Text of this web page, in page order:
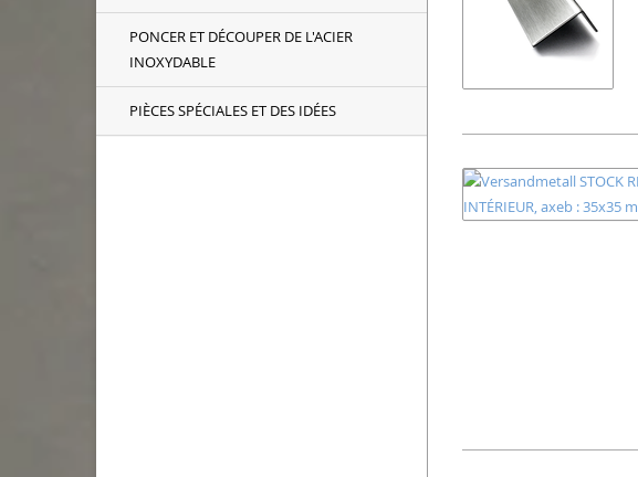
PONCER ET DÉCOUPER DE L'ACIER
INOXYDABLE
PIÈCES SPÉCIALES ET DES IDÉES